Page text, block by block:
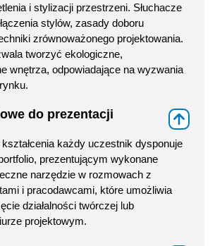
i stylizacji przestrzeni. Słuchacze
stylów, zasady doboru
zrównoważonego projektowania.
tworzyć ekologiczne,
wnętrza, odpowiadające na wyzwania
do prezentacji
każdy uczestnik dysponuje
prezentującym wykonane
narzędzie w rozmowach z
i pracodawcami, które umożliwia
działalności twórczej lub
projektowym.